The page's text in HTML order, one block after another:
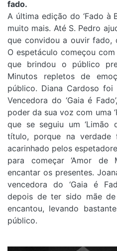
fado.
A última edição do ‘Fado à
muito mais. Até S. Pedro
que convidou a ouvir fado,
O espetáculo começou
que brindou o público
Minutos repletos de
público. Diana Cardoso foi
Vencedora do ‘Gaia é
poder da sua voz com uma
que se seguiu um ‘Limão
título, porque na
acarinhado pelos
para começar ‘Amor de
encantar os presentes.
vencedora do ‘Gaia é
depois de ter sido mãe
encantou, levando
público.